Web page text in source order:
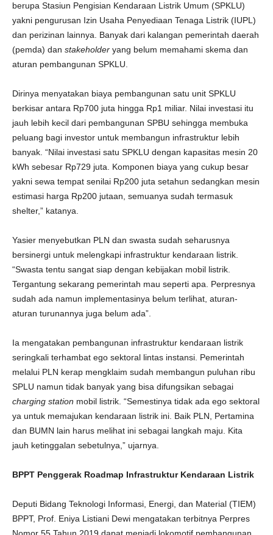
berupa Stasiun Pengisian Kendaraan Listrik Umum (SPKLU)
yakni pengurusan Izin Usaha Penyediaan Tenaga Listrik (IUPL)
dan perizinan lainnya. Banyak dari kalangan pemerintah daerah
(pemda) dan stakeholder yang belum memahami skema dan
aturan pembangunan SPKLU.
Dirinya menyatakan biaya pembangunan satu unit SPKLU
berkisar antara Rp700 juta hingga Rp1 miliar. Nilai investasi itu
jauh lebih kecil dari pembangunan SPBU sehingga membuka
peluang bagi investor untuk membangun infrastruktur lebih
banyak. “Nilai investasi satu SPKLU dengan kapasitas mesin 20
kWh sebesar Rp729 juta. Komponen biaya yang cukup besar
yakni sewa tempat senilai Rp200 juta setahun sedangkan mesin
estimasi harga Rp200 jutaan, semuanya sudah termasuk
shelter,” katanya.
Yasier menyebutkan PLN dan swasta sudah seharusnya
bersinergi untuk melengkapi infrastruktur kendaraan listrik.
“Swasta tentu sangat siap dengan kebijakan mobil listrik.
Tergantung sekarang pemerintah mau seperti apa. Perpresnya
sudah ada namun implementasinya belum terlihat, aturan-
aturan turunannya juga belum ada”.
Ia mengatakan pembangunan infrastruktur kendaraan listrik
seringkali terhambat ego sektoral lintas instansi. Pemerintah
melalui PLN kerap mengklaim sudah membangun puluhan ribu
SPLU namun tidak banyak yang bisa difungsikan sebagai
charging station mobil listrik. “Semestinya tidak ada ego sektoral
ya untuk memajukan kendaraan listrik ini. Baik PLN, Pertamina
dan BUMN lain harus melihat ini sebagai langkah maju. Kita
jauh ketinggalan sebetulnya,” ujarnya.
BPPT Penggerak Roadmap Infrastruktur Kendaraan Listrik
Deputi Bidang Teknologi Informasi, Energi, dan Material (TIEM)
BPPT, Prof. Eniya Listiani Dewi mengatakan terbitnya Perpres